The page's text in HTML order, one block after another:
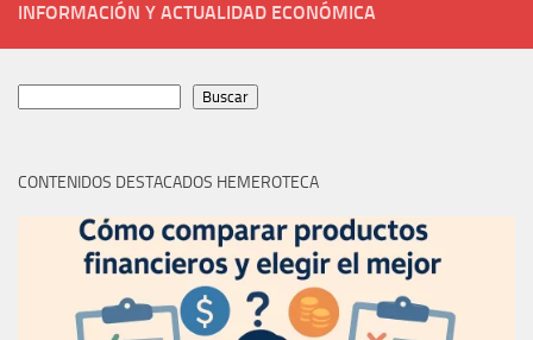
INFORMACIÓN Y ACTUALIDAD ECONÓMICA
Buscar
CONTENIDOS DESTACADOS HEMEROTECA